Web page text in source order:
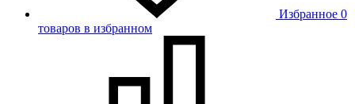
Избранное 0
товаров в избранном